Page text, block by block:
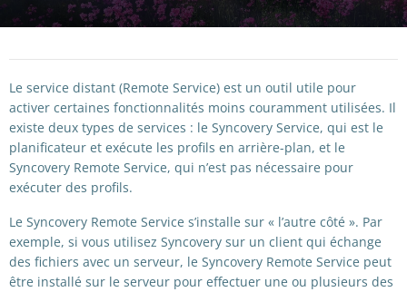
Le service distant (Remote Service) est un outil utile pour
activer certaines fonctionnalités moins couramment utilisées. Il
existe deux types de services : le Syncovery Service, qui est le
planificateur et exécute les profils en arrière-plan, et le
Syncovery Remote Service, qui n’est pas nécessaire pour
exécuter des profils.
Le Syncovery Remote Service s’installe sur « l’autre côté ». Par
exemple, si vous utilisez Syncovery sur un client qui échange
des fichiers avec un serveur, le Syncovery Remote Service peut
être installé sur le serveur pour effectuer une ou plusieurs des